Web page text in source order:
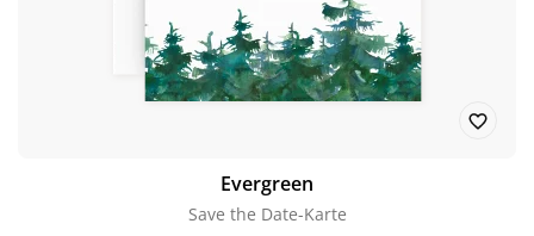
Evergreen
Save the Date-Karte